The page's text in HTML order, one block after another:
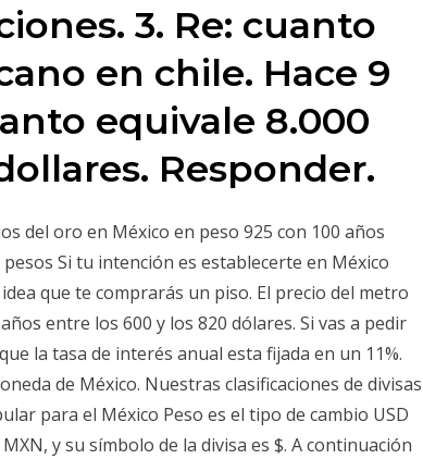
3. Re: cuanto
en chile. Hace 9
equivale 8.000
Responder.
del oro en México en peso 925 con 100 años
Si tu intención es establecerte en México
que te comprarás un piso. El precio del metro
entre los 600 y los 820 dólares. Si vas a pedir
la tasa de interés anual esta fijada en un 11%.
de México. Nuestras clasificaciones de divisas
para el México Peso es el tipo de cambio USD
y su símbolo de la divisa es $. A continuación